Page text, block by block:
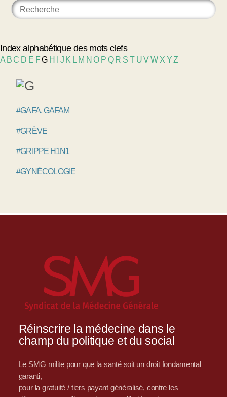
Index alphabétique des mots clefs
A BC D E FG H J K L M NO P Q R S T UVW X YZ
#GAFA, GAFAM
#GRÈVE
#GRIPPE H1N1
#GYNÉCOLOGIE
Réinscrire la médecine dans le
champ du politique et du social
Le SMG milite pour que la santé soit un droit fondamental
garanti,
pour la gratuité / tiers payant généralisé, contre les